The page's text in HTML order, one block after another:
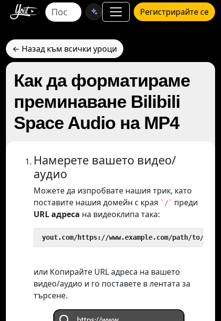
Регистрирайте се
← Назад към всички уроци
Как да форматираме
преминаване Bilibili
Space Audio на MP4
Намерете вашето видео/
аудио
Можете да изпробвате нашия трик, като
поставите нашия домейн с края `/` преди
URL адреса на видеоклипа така:
yout.com/https://www.example.com/path/to/
или Копирайте URL адреса на вашето
видео/аудио и го поставете в лентата за
търсене.